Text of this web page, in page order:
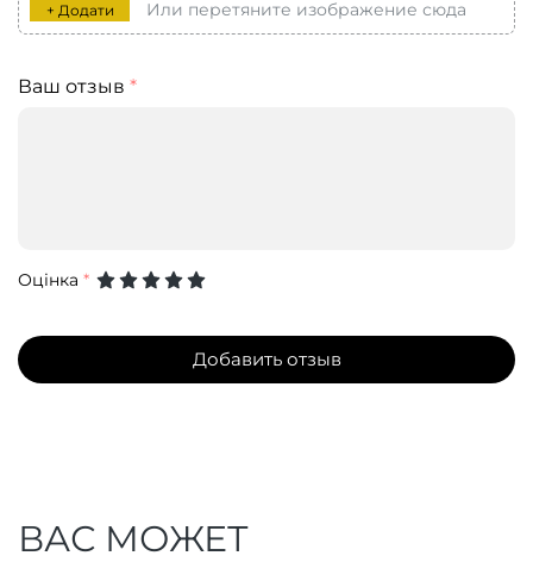
+ Додати Или перетяните изображение сюда
Ваш отзыв *
Оцінка *
Добавить отзыв
ВАС МОЖЕТ